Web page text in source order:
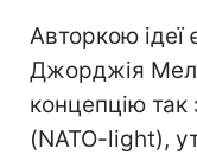
Авторкою ідеї
Джорджія
концепцію так
(NATO-light),